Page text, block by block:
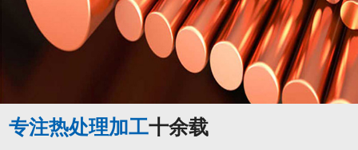
专注热处理加工十余载